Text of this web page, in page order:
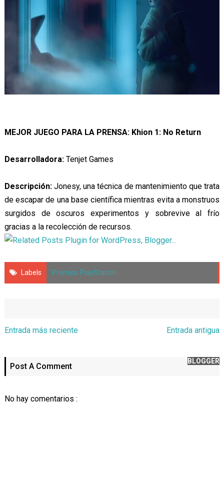
MEJOR JUEGO PARA LA PRENSA: Khion 1: No Return
Desarrolladora:Tenjet Games
Descripción:Jonesy, una técnica de mantenimiento que trata
de escapar de una base científica mientras evita a monstruos
surgidos de oscuros experimentos y sobrevive al frío
gracias a la recolección de recursos.
Labels Premios PlayStation
Entrada más reciente Entrada antigua
Post A Comment
BLOGGER
No hay comentarios :